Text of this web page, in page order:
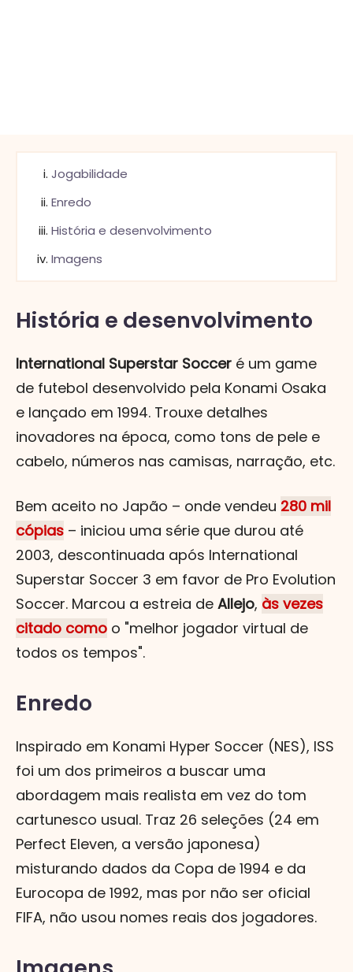
Jogabilidade
Enredo
História e desenvolvimento
Imagens
História e desenvolvimento
International Superstar Soccer é um game
de futebol desenvolvido pela Konami Osaka
e lançado em 1994. Trouxe detalhes
inovadores na época, como tons de pele e
cabelo, números nas camisas, narração, etc.
Bem aceito no Japão – onde vendeu 280 mil
cópias – iniciou uma série que durou até
2003, descontinuada após International
Superstar Soccer 3 em favor de Pro Evolution
Soccer. Marcou a estreia de Allejo, às vezes
citado como o "melhor jogador virtual de
todos os tempos".
Enredo
Inspirado em Konami Hyper Soccer (NES), ISS
foi um dos primeiros a buscar uma
abordagem mais realista em vez do tom
cartunesco usual. Traz 26 seleções (24 em
Perfect Eleven, a versão japonesa)
misturando dados da Copa de 1994 e da
Eurocopa de 1992, mas por não ser oficial
FIFA, não usou nomes reais dos jogadores.